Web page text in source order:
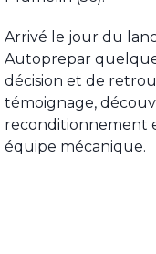
Arrivé le jour du
Autoprepar
décision et de
témoignage,
reconditionnement
équipe mécanique.